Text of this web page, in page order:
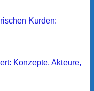
Kurden:
Konzepte, Akteure,